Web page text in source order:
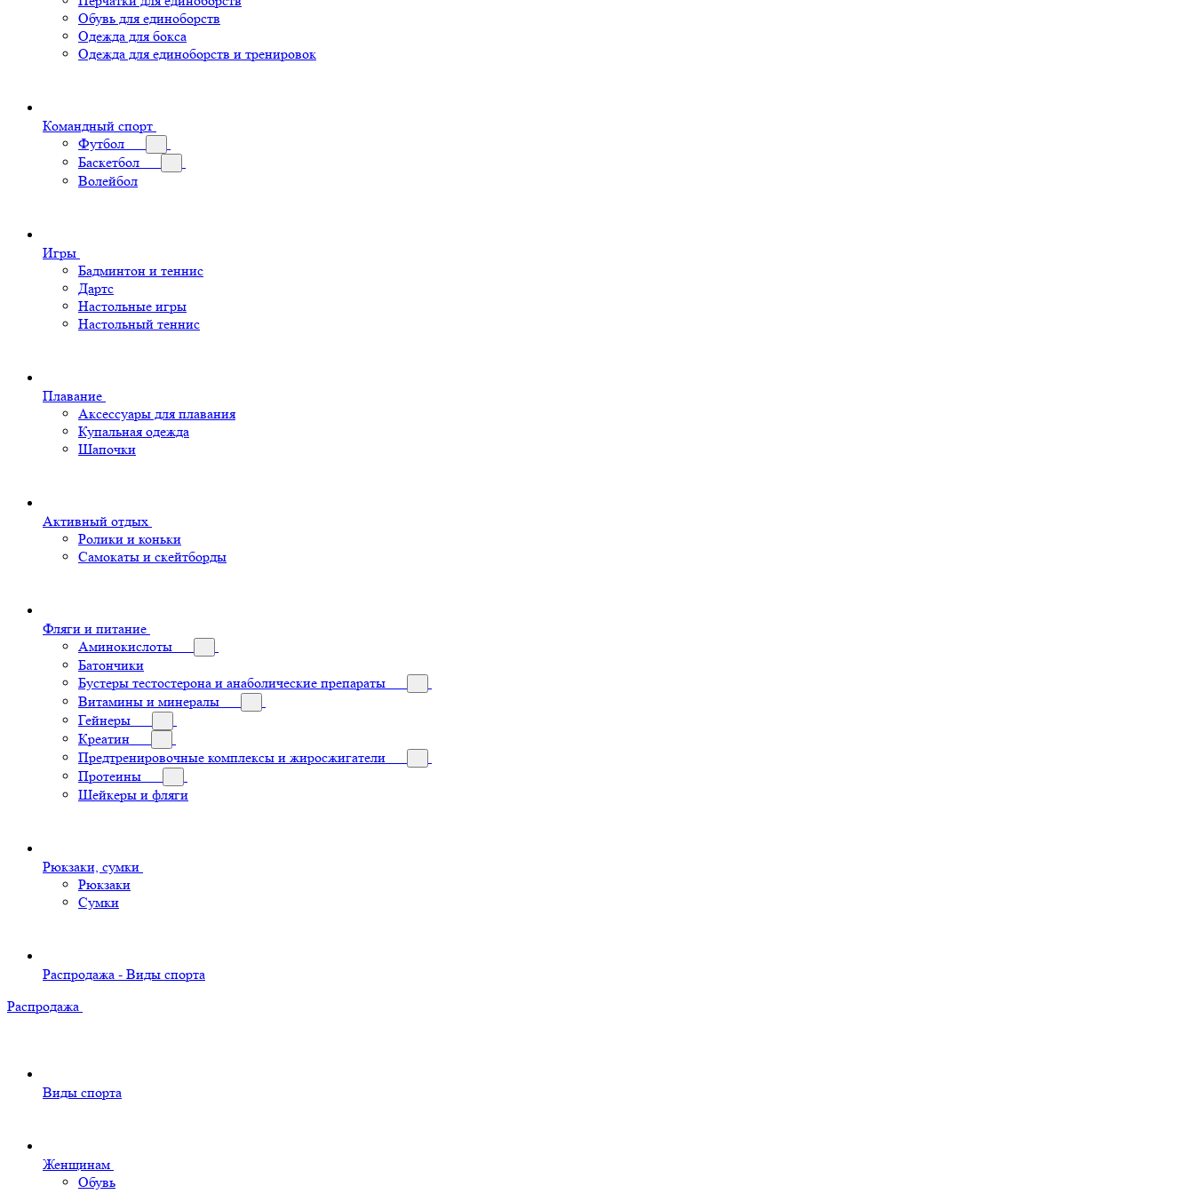
Обувь для единоборств
Одежда для бокса
Одежда для единоборств и тренировок
Командный спорт
Футбол
Баскетбол
Волейбол
Игры
Бадминтон и теннис
Дартс
Настольные игры
Настольный теннис
Плавание
Аксессуары для плавания
Купальная одежда
Шапочки
Активный отдых
Ролики и коньки
Самокаты и скейтборды
Фляги и питание
Аминокислоты
Батончики
Бустеры тестостерона и анаболические препараты
Витамины и минералы
Гейнеры
Креатин
Предтренировочные комплексы и жиросжигатели
Протеины
Шейкеры и фляги
Рюкзаки, сумки
Рюкзаки
Сумки
Распродажа - Виды спорта
Распродажа
Виды спорта
Женщинам
Обувь